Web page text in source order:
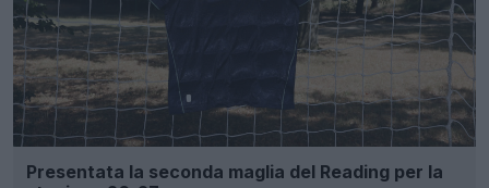
Presentata la seconda maglia del Reading per la